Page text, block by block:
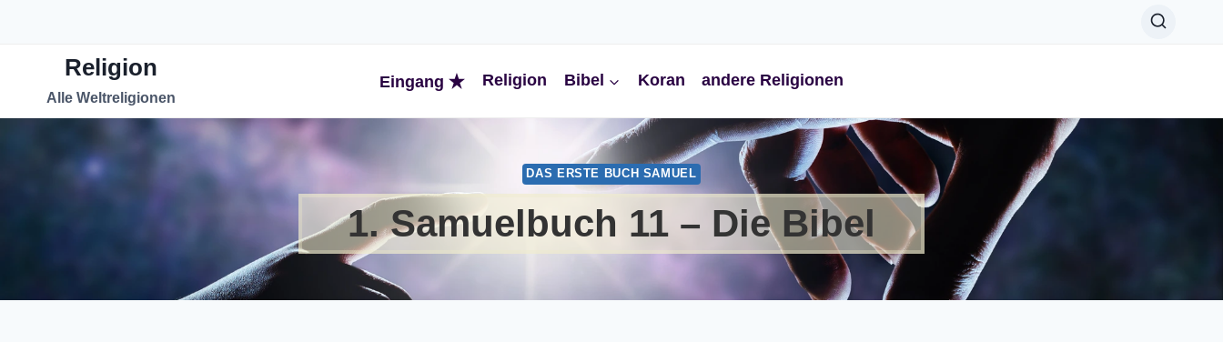
Religion
Alle Weltreligionen
Eingang Religion Bibel Koran andere Religionen
DAS ERSTE BUCH SAMUEL
1. Samuelbuch 11 – Die Bibel